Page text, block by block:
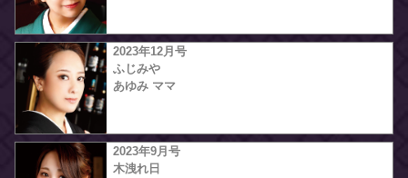
2023年12月号
ふじみや
あゆみ ママ
2023年9月号
木洩れ日